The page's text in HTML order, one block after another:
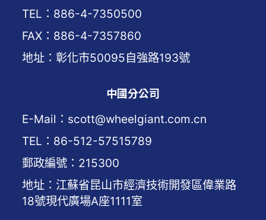
TEL：886-4-7350500
FAX：886-4-7357860
地址：彰化市50095自強路193號
中國分公司
E-Mail：scott@wheelgiant.com.cn
TEL：86-512-57515789
郵政編號：215300
地址：江蘇省昆山市經濟技術開發區偉業路
18號現代廣場A座1111室